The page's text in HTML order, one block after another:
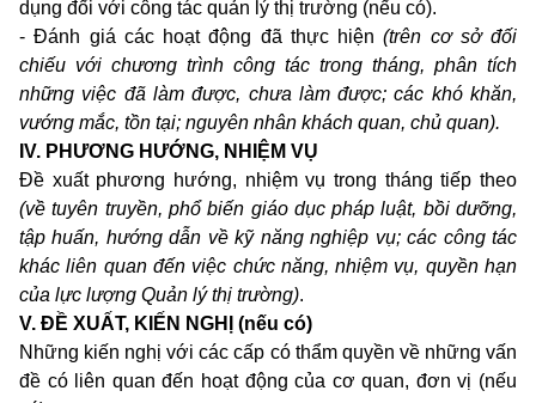
dụng đối với công tác quản lý thị trường (nếu có).
- Đánh giá các hoạt động đã thực hiện(trên cơ sở đối
chiếu với chương trình công tác trong tháng, phân tích
những việc đã làm được, chưa làm được; các khó khăn,
vướng mắc, tồn tại; nguyên nhân khách quan, chủ quan).
IV. PHƯƠNG HƯỚNG, NHIỆM VỤ
Đề xuất phương hướng, nhiệm vụ trong tháng tiếp theo
(về tuyên truyền, phổ biến giáo dục pháp luật, bồi dưỡng,
tập huấn, hướng dẫn về kỹ năng nghiệp vụ; các công tác
khác liên quan đến việc chức năng, nhiệm vụ, quyền hạn
của lực lượng Quản lý thị trường).
V. ĐỀ XUẤT, KIẾN NGHỊ (nếu có)
Những kiến nghị với các cấp có thẩm quyền về những vấn
đề có liên quan đến hoạt động của cơ quan, đơn vị (nếu